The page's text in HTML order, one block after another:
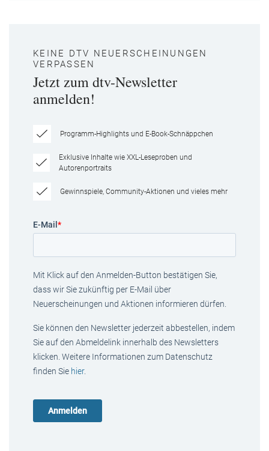
KEINE DTV NEUERSCHEINUNGEN
VERPASSEN
Jetzt zum dtv-Newsletter
anmelden!
Programm-Highlights und E-Book-Schnäppchen
Exklusive Inhalte wie XXL-Leseproben und
Autorenportraits
Gewinnspiele, Community-Aktionen und vieles mehr
E-Mail *
Mit Klick auf den Anmelden-Button bestätigen Sie,
dass wir Sie zukünftig per E-Mail über
Neuerscheinungen und Aktionen informieren dürfen.
Sie können den Newsletter jederzeit abbestellen, indem
Sie auf den Abmeldelink innerhalb des Newsletters
klicken. Weitere Informationen zum Datenschutz
finden Sie hier.